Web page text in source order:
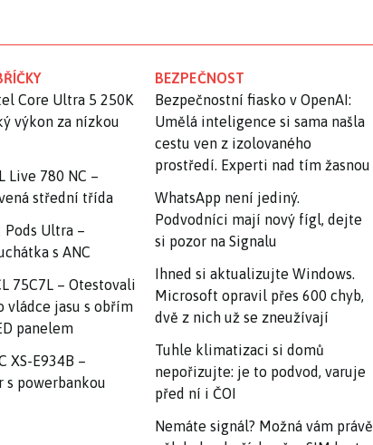
Core Ultra 5 250K
výkon za nízkou
Live 780 NC –
střední třída
Pods Ultra –
s ANC
75C7L – Otestovali
vládce jasu s obřím
panelem
XS-E934B –
s powerbankou
BEZPEČNOST
Bezpečnostní fiasko v OpenAI:
Umělá inteligence si sama našla
cestu ven z izolovaného
prostředí. Experti nad tím žasnou
WhatsApp není jediný.
Podvodníci mají nový fígl, dejte
si pozor na Signalu
Ihned si aktualizujte Windows.
Microsoft opravil přes 600 chyb,
dvě z nich už se zneužívají
Tuhle klimatizaci si domů
nepořizujte: je to podvod, varuje
před ní i ČOI
Nemáte signál? Možná vám právě